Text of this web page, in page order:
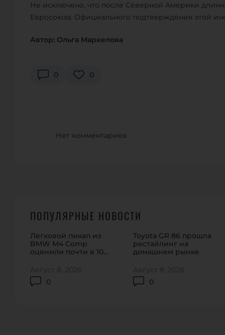
Не исключено, что после Северной Америки
Евросоюза. Официального подтверждения этой
Автор: Ольга Маркелова
0 0
Нет комментариев
ПОПУЛЯРНЫЕ НОВОСТИ
Легковой пикап из
BMW M4 Comp
оценили почти в 100
0
Август 8, 2026
Toyota GR 86 прошла
рестайлинг на
домашнем рынке
0
Август 8, 2026